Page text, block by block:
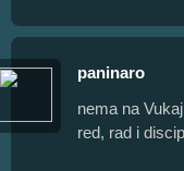
paninaro
nema na
red, rad i